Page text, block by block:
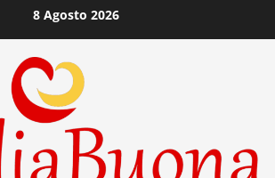
8 Agosto 2026